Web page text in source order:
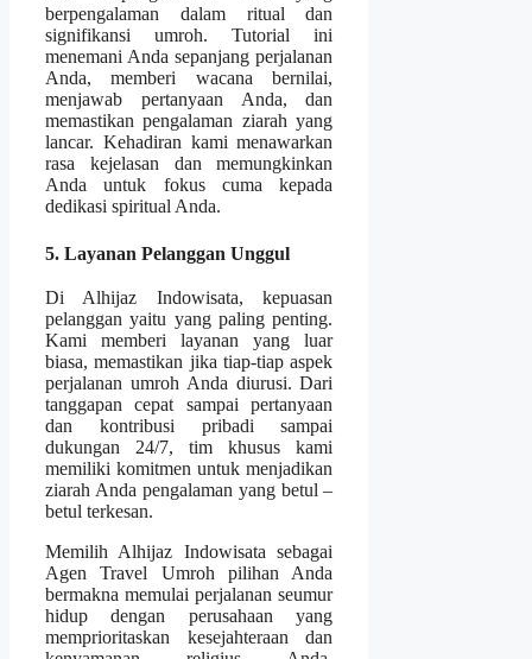
berpengalaman dalam ritual dan
signifikansi umroh. Tutorial ini
menemani Anda sepanjang perjalanan
Anda, memberi wacana bernilai,
menjawab pertanyaan Anda, dan
memastikan pengalaman ziarah yang
lancar. Kehadiran kami menawarkan
rasa kejelasan dan memungkinkan
Anda untuk fokus cuma kepada
dedikasi spiritual Anda.
5. Layanan Pelanggan Unggul
Di Alhijaz Indowisata, kepuasan
pelanggan yaitu yang paling penting.
Kami memberi layanan yang luar
biasa, memastikan jika tiap-tiap aspek
perjalanan umroh Anda diurusi. Dari
tanggapan cepat sampai pertanyaan
dan kontribusi pribadi sampai
dukungan 24/7, tim khusus kami
memiliki komitmen untuk menjadikan
ziarah Anda pengalaman yang betul –
betul terkesan.
Memilih Alhijaz Indowisata sebagai
Agen Travel Umroh pilihan Anda
bermakna memulai perjalanan seumur
hidup dengan perusahaan yang
memprioritaskan kesejahteraan dan